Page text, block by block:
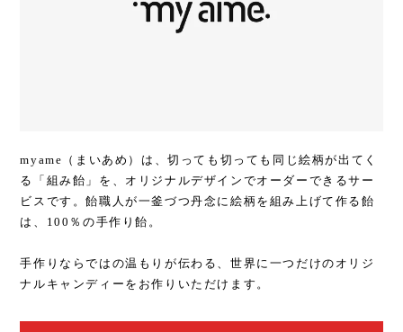
myame（まいあめ）は、切っても切っても同じ絵柄が出てく
る「組み飴」を、オリジナルデザインでオーダーできるサー
ビスです。飴職人が一釜づつ丹念に絵柄を組み上げて作る飴
は、100％の手作り飴。
手作りならではの温もりが伝わる、世界に一つだけのオリジ
ナルキャンディーをお作りいただけます。